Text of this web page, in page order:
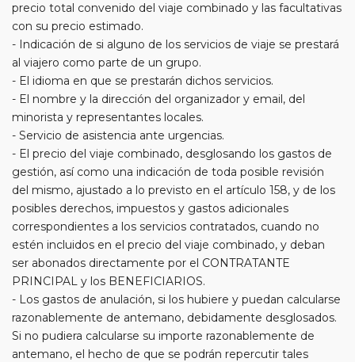
precio total convenido del viaje combinado y las facultativas
con su precio estimado.
- Indicación de si alguno de los servicios de viaje se prestará
al viajero como parte de un grupo.
- El idioma en que se prestarán dichos servicios.
- El nombre y la dirección del organizador y email, del
minorista y representantes locales.
- Servicio de asistencia ante urgencias.
- El precio del viaje combinado, desglosando los gastos de
gestión, así como una indicación de toda posible revisión
del mismo, ajustado a lo previsto en el artículo 158, y de los
posibles derechos, impuestos y gastos adicionales
correspondientes a los servicios contratados, cuando no
estén incluidos en el precio del viaje combinado, y deban
ser abonados directamente por el CONTRATANTE
PRINCIPAL y los BENEFICIARIOS.
- Los gastos de anulación, si los hubiere y puedan calcularse
razonablemente de antemano, debidamente desglosados.
Si no pudiera calcularse su importe razonablemente de
antemano, el hecho de que se podrán repercutir tales